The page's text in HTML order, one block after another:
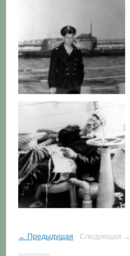
← Предыдущая Следующая →